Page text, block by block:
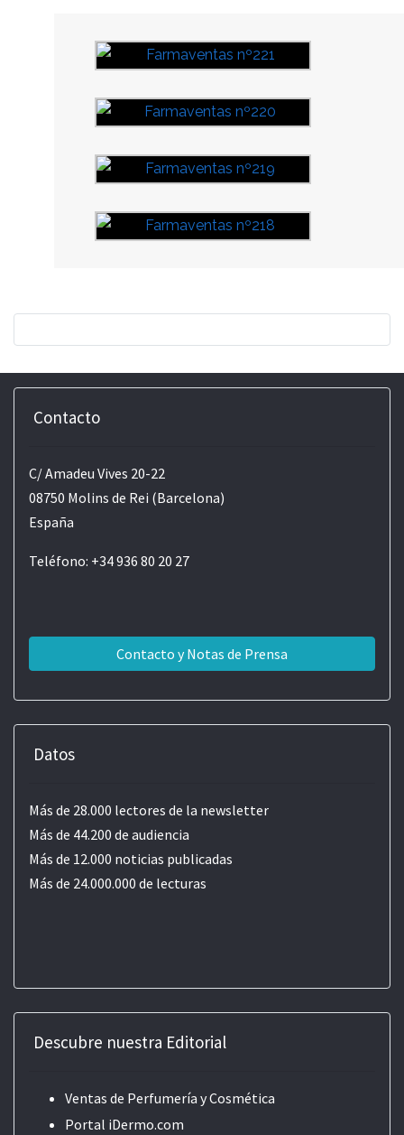
Contacto
C/ Amadeu Vives 20-22
08750 Molins de Rei (Barcelona)
España
Teléfono: +34 936 80 20 27
Contacto y Notas de Prensa
Datos
Más de 28.000 lectores de la newsletter
Más de 44.200 de audiencia
Más de 12.000 noticias publicadas
Más de 24.000.000 de lecturas
Descubre nuestra Editorial
Ventas de Perfumería y Cosmética
Portal iDermo.com